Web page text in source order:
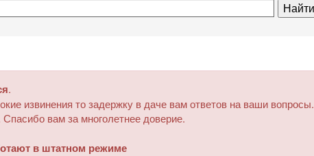
.
извинения то задержку в даче вам ответов на ваши вопросы.
вам за многолетнее доверие.
в штатном режиме